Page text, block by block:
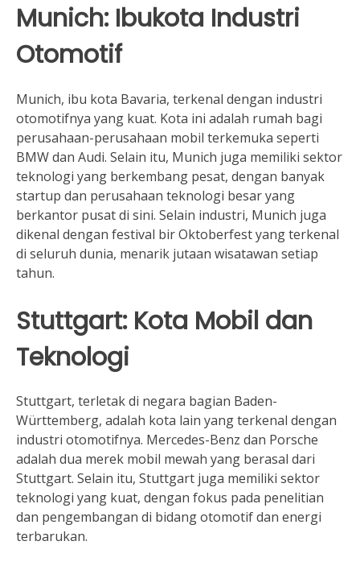
Munich: Ibukota Industri
Otomotif
Munich, ibu kota Bavaria, terkenal dengan industri
otomotifnya yang kuat. Kota ini adalah rumah bagi
perusahaan-perusahaan mobil terkemuka seperti
BMW dan Audi. Selain itu, Munich juga memiliki sektor
teknologi yang berkembang pesat, dengan banyak
startup dan perusahaan teknologi besar yang
berkantor pusat di sini. Selain industri, Munich juga
dikenal dengan festival bir Oktoberfest yang terkenal
di seluruh dunia, menarik jutaan wisatawan setiap
tahun.
Stuttgart: Kota Mobil dan
Teknologi
Stuttgart, terletak di negara bagian Baden-
Württemberg, adalah kota lain yang terkenal dengan
industri otomotifnya. Mercedes-Benz dan Porsche
adalah dua merek mobil mewah yang berasal dari
Stuttgart. Selain itu, Stuttgart juga memiliki sektor
teknologi yang kuat, dengan fokus pada penelitian
dan pengembangan di bidang otomotif dan energi
terbarukan.